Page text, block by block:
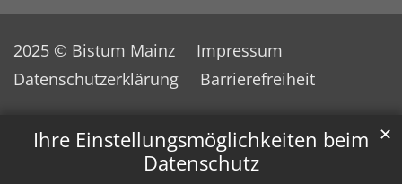
Ihre Einstellungsmöglichkeiten beim
Datenschutz
✕
2025 © Bistum Mainz
Impressum
Datenschutzerklärung
Barrierefreiheit